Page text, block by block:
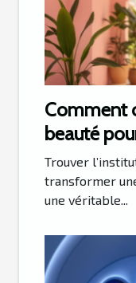
Comment
beauté
parfaite ?
Trouver
transformer
une véritable...